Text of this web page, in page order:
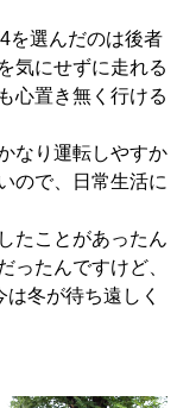
を選んだのは後者
気にせずに走れる
心置き無く行ける
なり運転しやすか
ので、日常生活に
たことがあったん
ったんですけど、
冬が待ち遠しく